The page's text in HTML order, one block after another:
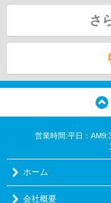
さ
営業時間:平日：
ホーム
会社概要